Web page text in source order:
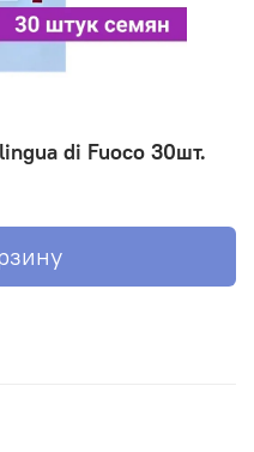
di Fuoco 30шт.